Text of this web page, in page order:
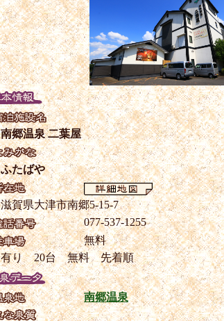
南郷温泉 二葉屋
ふたばや
滋賀県大津市南郷5-15-7
077-537-1255
無料
有り 20台 無料 先着順
南郷温泉